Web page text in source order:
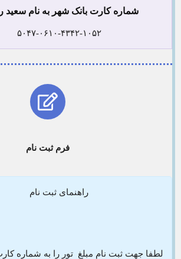
شماره کارت بانک شهر به نام
۵۰۴۷-۰۶۱۰-۴۳۴۲-۱۰۵۲
فرم ثبت نام
راهنمای ثبت نام
لطفا جهت ثبت نام مبلغ تور را به شماره